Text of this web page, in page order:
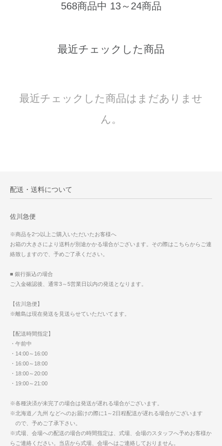
568商品中 13～24商品
最近チェックした商品
最近チェックした商品はまだありませ
ん。
配送・送料について
佐川急便
※商品を2つ以上ご購入いただいたお客様へ
お箱の大きさにより送料が別途かかる場合がございます。その際はこちらからご連
絡致しますので、予めご了承ください。
■ 銀行振込の場合
ご入金確認後、通常3～5営業日以内の発送となります。
【佐川急便】
※離島は現在発送を見送らせていただいてます。
【配送時間指定】
・午前中
・14:00～16:00
・16:00～18:00
・18:00～20:00
・19:00～21:00
※各種決済が未完了の場合は発送が遅れる場合がございます。
※北海道／九州 などへのお届けの際に1～2日程配送が遅れる場合がございます
ので、予めご了承下さい。
※式場、会場への配送の場合の時間指定は、式場、会場のスタッフへ予めお客様か
らご連絡ください。当店から式場、会場へはご連絡しておりません。